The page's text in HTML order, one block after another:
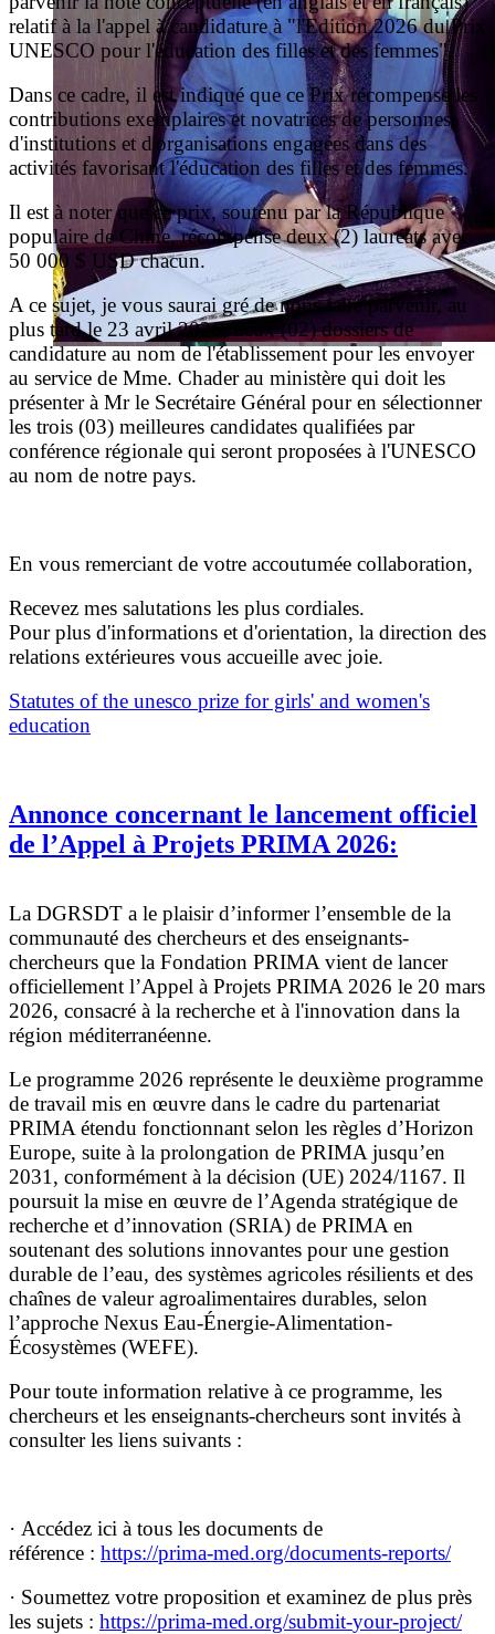
relatif à la l'appel à candidature à "l'Edition 2026 du Prix
UNESCO pour l'éducation des filles et des femmes".
Dans ce cadre, il est indiqué que ce Prix récompense les
contributions exemplaires et novatrices de personnes,
d'institutions et d'organisations engagées dans des
activités favorisant l'éducation des filles et des femmes.
Il est à noter que ce prix, soutenu par la République
populaire de Chine, récompense deux (2) lauréats avec
50 000 $ USD chacun.
A ce sujet, je vous saurai gré de nous faire parvenir, au
plus tard le 23 avril 2026, deux (02) dossiers de
candidature au nom de l'établissement pour les envoyer
au service de Mme. Chader au ministère qui doit les
présenter à Mr le Secrétaire Général pour en sélectionner
les trois (03) meilleures candidates qualifiées par
conférence régionale qui seront proposées à l'UNESCO
au nom de notre pays.
En vous remerciant de votre accoutumée collaboration,
Recevez mes salutations les plus cordiales.
Pour plus d'informations et d'orientation, la direction des
relations extérieures vous accueille avec joie.
Statutes of the unesco prize for girls' and women's
education
Annonce concernant le lancement officiel
de l’Appel à Projets PRIMA 2026:
La DGRSDT a le plaisir d’informer l’ensemble de la
communauté des chercheurs et des enseignants-
chercheurs que la Fondation PRIMA vient de lancer
officiellement l’Appel à Projets PRIMA 2026 le 20 mars
2026, consacré à la recherche et à l'innovation dans la
région méditerranéenne.
Le programme 2026 représente le deuxième programme
de travail mis en œuvre dans le cadre du partenariat
PRIMA étendu fonctionnant selon les règles d’Horizon
Europe, suite à la prolongation de PRIMA jusqu’en
2031, conformément à la décision (UE) 2024/1167. Il
poursuit la mise en œuvre de l’Agenda stratégique de
recherche et d’innovation (SRIA) de PRIMA en
soutenant des solutions innovantes pour une gestion
durable de l’eau, des systèmes agricoles résilients et des
chaînes de valeur agroalimentaires durables, selon
l’approche Nexus Eau-Énergie-Alimentation-
Écosystèmes (WEFE).
Pour toute information relative à ce programme, les
chercheurs et les enseignants-chercheurs sont invités à
consulter les liens suivants :
· Accédez ici à tous les documents de
référence : https://prima-med.org/documents-reports/
· Soumettez votre proposition et examinez de plus près
les sujets : https://prima-med.org/submit-your-project/